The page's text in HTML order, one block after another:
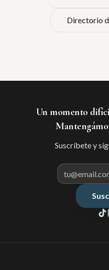
Directorio
Un momento
Suscríbete y